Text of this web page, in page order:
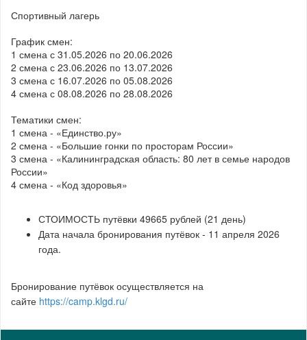
Спортивный лагерь
График смен:
1 смена с 31.05.2026 по 20.06.2026
2 смена с 23.06.2026 по 13.07.2026
3 смена с 16.07.2026 по 05.08.2026
4 смена с 08.08.2026 по 28.08.2026
Тематики смен:
1 смена - «Единство.ру»
2 смена - «Большие гонки по просторам России»
3 смена - «Калининградская область: 80 лет в семье народов
России»
4 смена - «Код здоровья»
СТОИМОСТЬ путёвки 49665 рублей (21 день)
Дата начала бронирования путёвок - 11 апреля 2026
года.
Бронирование путёвок осуществляется на
сайте https://camp.klgd.ru/